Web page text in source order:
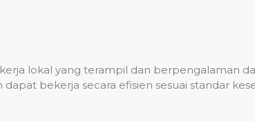
lokal yang terampil dan berpengalaman
bekerja secara efisien sesuai standar